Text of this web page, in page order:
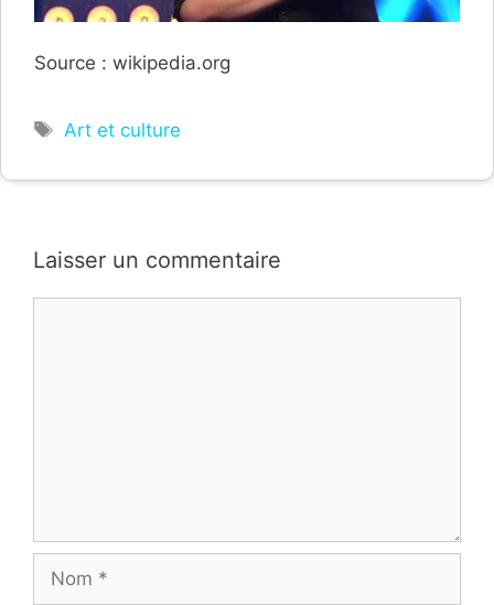
Source : wikipedia.org
Étiquettes
Art et culture
Laisser un commentaire